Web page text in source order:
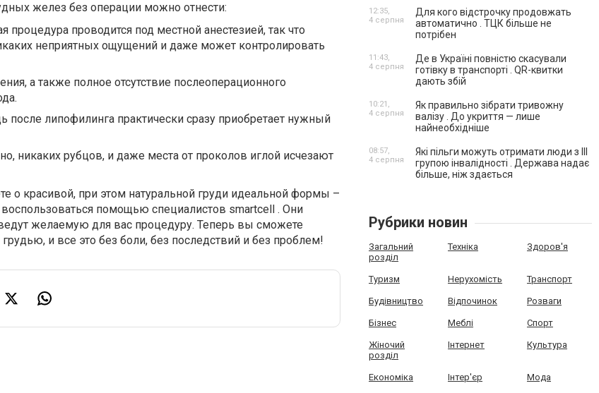
желез без операции можно отнести:
процедура проводится под местной анестезией, так что
неприятных ощущений и даже может контролировать
а также полное отсутствие послеоперационного
липофилинга практически сразу приобретает нужный
никаких рубцов, и даже места от проколов иглой исчезают
о красивой, при этом натуральной груди идеальной формы –
помощью специалистов smartcell . Они
желаемую для вас процедуру. Теперь вы сможете
и все это без боли, без последствий и без проблем!
Для кого відстрочку продовжать
автоматично . ТЦК більше не
потрібен
12:35,
4 серпня
Де в Україні повністю скасували
готівку в транспорті . QR-квитки
дають збій
11:43,
4 серпня
Як правильно зібрати тривожну
валізу . До укриття — лише
найнеобхідніше
10:21,
4 серпня
Які пільги можуть отримати люди з III
групою інвалідності . Держава надає
більше, ніж здається
08:57,
4 серпня
Рубрики новин
Загальний
розділ
Техніка Здоров'я
Туризм Нерухомість Транспорт
Будівництво Відпочинок Розваги
Бізнес Меблі Спорт
Жіночий
розділ
Інтернет Культура
Економіка Інтер'єр Мода